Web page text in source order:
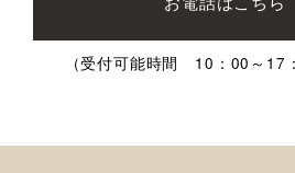
（受付可能時間 10：00～17